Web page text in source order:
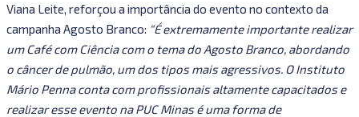
Viana Leite, reforçou a importância do evento no contexto da
campanha Agosto Branco: “É extremamente importante realizar
um Café com Ciência com o tema do Agosto Branco, abordando
o câncer de pulmão, um dos tipos mais agressivos. O Instituto
Mário Penna conta com profissionais altamente capacitados e
realizar esse evento na PUC Minas é uma forma de